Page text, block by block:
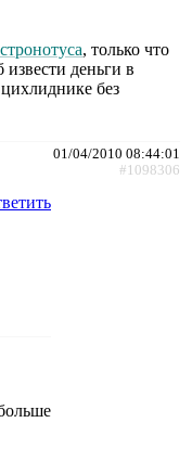
, только что
деньги в
без
01/04/2010 08:44:01
#1098306